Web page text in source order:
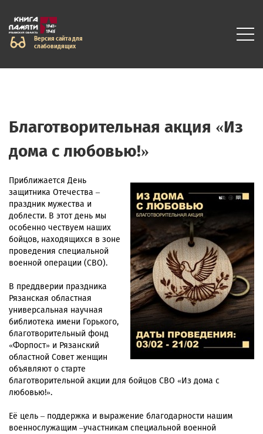
Версия сайта для
слабовидящих
Благотворительная акция «Из
дома с любовью!»
Приближается День
защитника Отечества –
праздник мужества и
доблести. В этот день мы
особенно чествуем наших
бойцов, находящихся в зоне
проведения специальной
военной операции (СВО).
В преддверии праздника
Рязанская областная
универсальная научная
библиотека имени Горького,
благотворительный фонд
«Форпост» и Рязанский
областной Совет женщин
объявляют о старте
благотворительной акции для бойцов СВО «Из дома с
любовью!».
Её цель – поддержка и выражение благодарности нашим
военнослужащим –участникам специальной военной